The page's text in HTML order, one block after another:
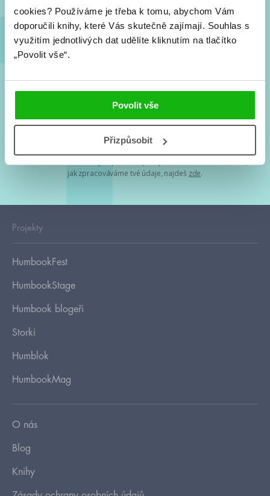
cookies? Používáme je třeba k tomu, abychom Vám
doporučili knihy, které Vás skutečně zajímají. Souhlas s
využitím jednotlivých dat udělíte kliknutím na tlačítko
„Povolit vše“.
Povolit vše
Přizpůsobit
Souhlasím spodmínkami zpracování osobních údajů
Tvá e-mailová adresa je u nás v bezpečí. Přečti si
jak zpracováváme tvé údaje, najdeš zde.
Projekty
HumbookFest
HumbookStage
Humbook blogeři
Storki
Humblok
HumbookMag
O nás
Blog
Knihy